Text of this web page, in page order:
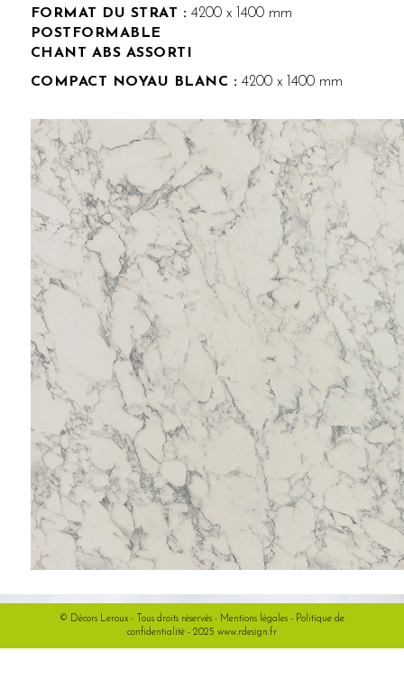
FORMAT DU STRAT : 4200 x 1400 mm
POSTFORMABLE
CHANT ABS ASSORTI
COMPACT NOYAU BLANC : 4200 x 1400 mm
© Décors Leroux - Tous droits réservés - Mentions légales- Politique de
confidentialité- 2025 www.rdesign.fr